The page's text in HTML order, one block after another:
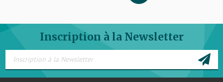
Inscription à la Newsletter